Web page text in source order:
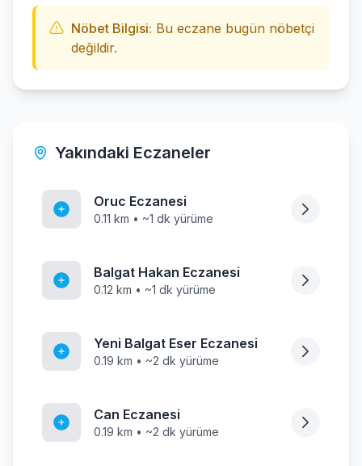
Nöbet Bilgisi: Bu eczane bugün nöbetçi
değildir.
Yakındaki Eczaneler
Oruc Eczanesi
0.11 km • ~1 dk yürüme
Balgat Hakan Eczanesi
0.12 km • ~1 dk yürüme
Yeni Balgat Eser Eczanesi
0.19 km • ~2 dk yürüme
Can Eczanesi
0.19 km • ~2 dk yürüme